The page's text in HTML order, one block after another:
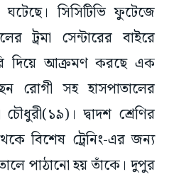
সিসিটিভি ফুটেজে
ট্রমা সেন্টারের বাইরে
দিয়ে আক্রমণ করছে এক
রোগী সহ হাসপাতালের
চৌধুরী(১৯)। দ্বাদশ শ্রেণির
বিশেষ ট্রেনিং-এর জন্য
পাঠানো হয় তাঁকে। দুপুর